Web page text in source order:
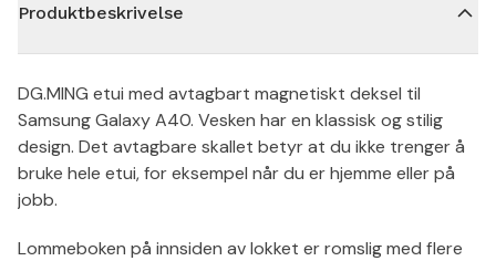
Produktbeskrivelse
DG.MING etui med avtagbart magnetiskt deksel til
Samsung Galaxy A40. Vesken har en klassisk og stilig
design. Det avtagbare skallet betyr at du ikke trenger å
bruke hele etui, for eksempel når du er hjemme eller på
jobb.
Lommeboken på innsiden av lokket er romslig med flere